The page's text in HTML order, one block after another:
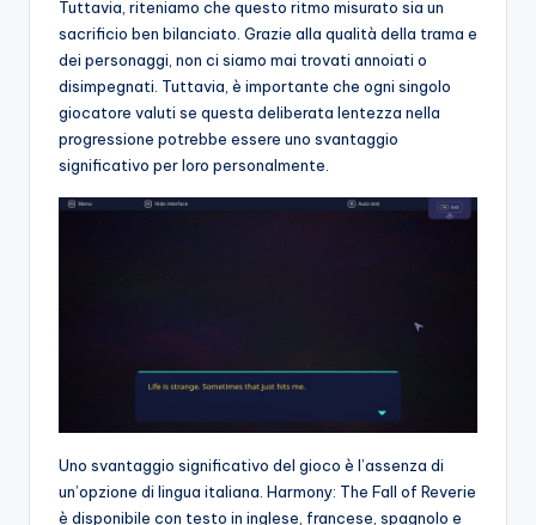
Tuttavia, riteniamo che questo ritmo misurato sia un
sacrificio ben bilanciato. Grazie alla qualità della trama e
dei personaggi, non ci siamo mai trovati annoiati o
disimpegnati. Tuttavia, è importante che ogni singolo
giocatore valuti se questa deliberata lentezza nella
progressione potrebbe essere uno svantaggio
significativo per loro personalmente.
Uno svantaggio significativo del gioco è l’assenza di
un’opzione di lingua italiana. Harmony: The Fall of Reverie
è disponibile con testo in inglese, francese, spagnolo e